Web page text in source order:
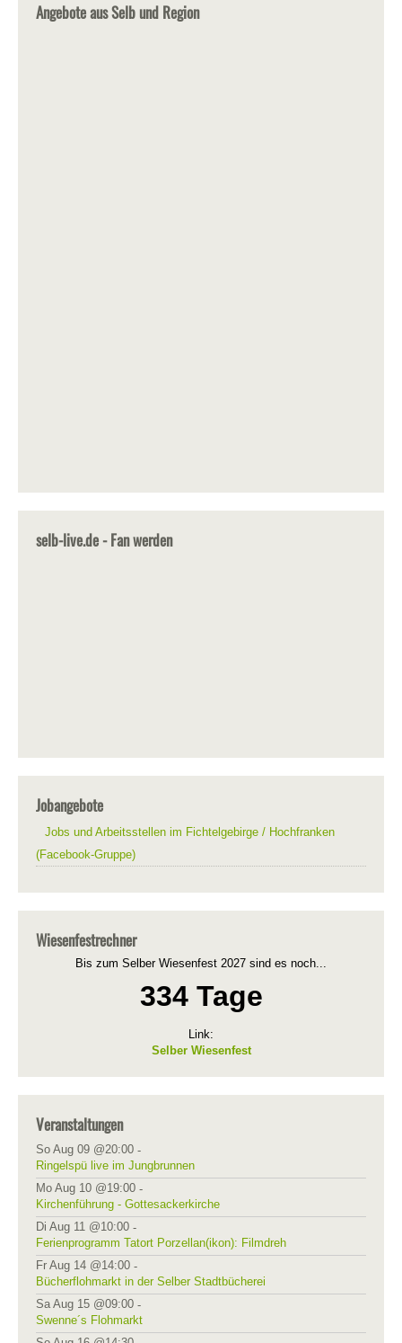
Angebote aus Selb und Region
selb-live.de - Fan werden
Jobangebote
Jobs und Arbeitsstellen im Fichtelgebirge / Hochfranken
(Facebook-Gruppe)
Wiesenfestrechner
Bis zum Selber Wiesenfest 2027 sind es noch...
334 Tage
Link:
Selber Wiesenfest
Veranstaltungen
So Aug 09 @20:00 -
Ringelspü live im Jungbrunnen
Mo Aug 10 @19:00 -
Kirchenführung - Gottesackerkirche
Di Aug 11 @10:00 -
Ferienprogramm Tatort Porzellan(ikon): Filmdreh
Fr Aug 14 @14:00 -
Bücherflohmarkt in der Selber Stadtbücherei
Sa Aug 15 @09:00 -
Swenne´s Flohmarkt